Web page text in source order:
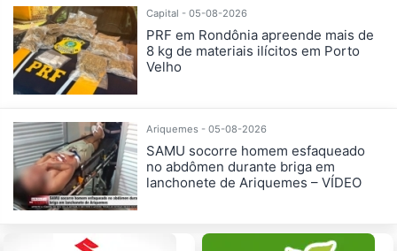
Capital - 05-08-2026
PRF em Rondônia apreende mais de
8 kg de materiais ilícitos em Porto
Velho
Ariquemes - 05-08-2026
SAMU socorre homem esfaqueado
no abdômen durante briga em
lanchonete de Ariquemes – VÍDEO